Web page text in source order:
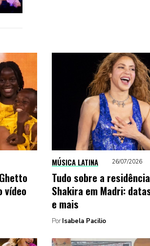
vídeo
MÚSICA LATINA 26/07/2026
Tudo sobre a
Shakira em Madri:
e mais
Por Isabela Pacilio